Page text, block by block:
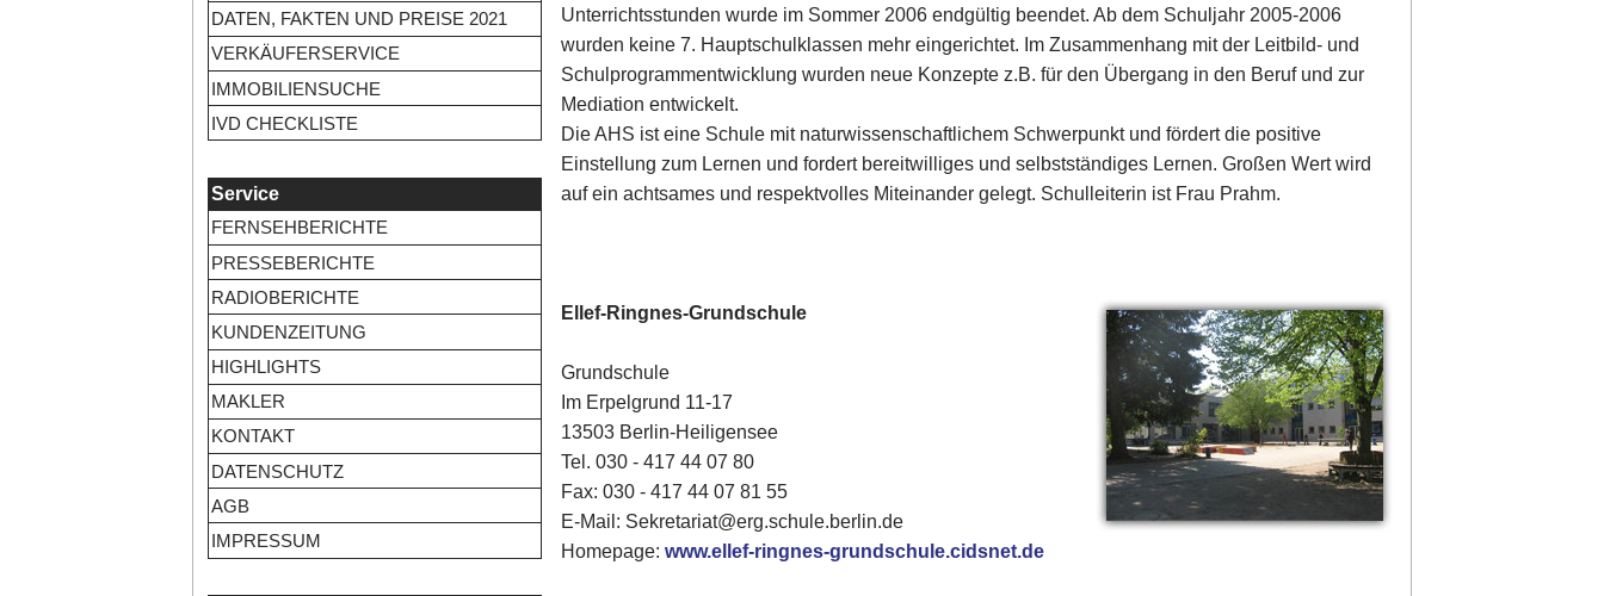
DATEN, FAKTEN UND PREISE 2021
VERKÄUFERSERVICE
IMMOBILIENSUCHE
IVD CHECKLISTE
Service
FERNSEHBERICHTE
PRESSEBERICHTE
RADIOBERICHTE
KUNDENZEITUNG
HIGHLIGHTS
MAKLER
KONTAKT
DATENSCHUTZ
AGB
IMPRESSUM
Unterrichtsstunden wurde im Sommer 2006 endgültig beendet. Ab dem Schuljahr 2005-2006
wurden keine 7. Hauptschulklassen mehr eingerichtet. Im Zusammenhang mit der Leitbild- und
Schulprogrammentwicklung wurden neue Konzepte z.B. für den Übergang in den Beruf und zur
Mediation entwickelt.
Die AHS ist eine Schule mit naturwissenschaftlichem Schwerpunkt und fördert die positive
Einstellung zum Lernen und fordert bereitwilliges und selbstständiges Lernen. Großen Wert wird
auf ein achtsames und respektvolles Miteinander gelegt. Schulleiterin ist Frau Prahm.
Ellef-Ringnes-Grundschule
Grundschule
Im Erpelgrund 11-17
13503 Berlin-Heiligensee
Tel. 030 - 417 44 07 80‎
Fax: 030 - 417 44 07 81 55
E-Mail: Sekretariat@erg.schule.berlin.de
Homepage:www.ellef-ringnes-grundschule.cidsnet.de